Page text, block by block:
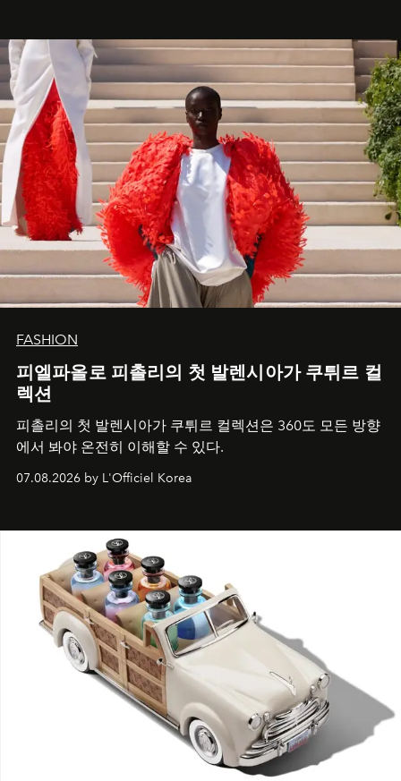
FASHION
피엘파올로 피촐리의 첫 발렌시아가 쿠튀르 컬
렉션
피촐리의 첫 발렌시아가 쿠튀르 컬렉션은 360도 모든 방향
에서 봐야 온전히 이해할 수 있다.
07.08.2026 by L'Officiel Korea